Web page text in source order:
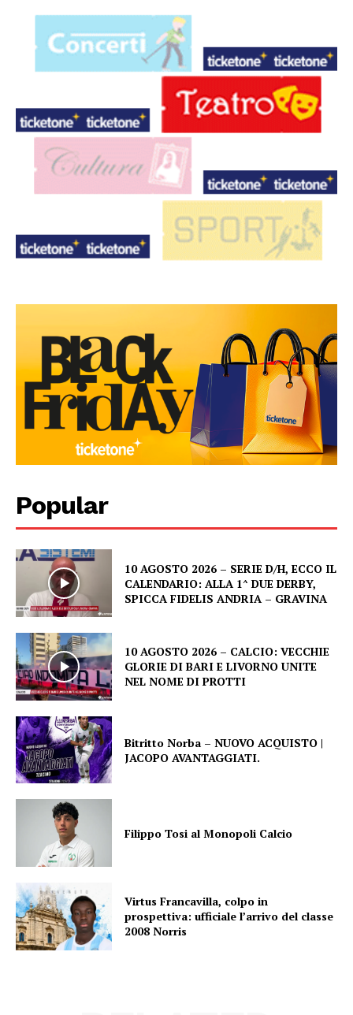
Popular
10 AGOSTO 2026 – SERIE D/H, ECCO IL
CALENDARIO: ALLA 1^ DUE DERBY,
SPICCA FIDELIS ANDRIA – GRAVINA
10 AGOSTO 2026 – CALCIO: VECCHIE
GLORIE DI BARI E LIVORNO UNITE
NEL NOME DI PROTTI
Bitritto Norba – NUOVO ACQUISTO |
JACOPO AVANTAGGIATI.
Filippo Tosi al Monopoli Calcio
Virtus Francavilla, colpo in
prospettiva: ufficiale l’arrivo del classe
2008 Norris